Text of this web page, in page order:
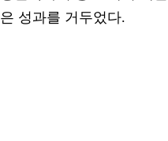
은 성과를 거두었다.